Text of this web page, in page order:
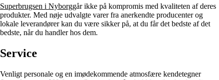
Superbrugsen i Nyborggår ikke på kompromis med kvaliteten af deres
produkter. Med nøje udvalgte varer fra anerkendte producenter og
lokale leverandører kan du være sikker på, at du får det bedste af det
bedste, når du handler hos dem.
Service
Venligt personale og en imødekommende atmosfære kendetegner